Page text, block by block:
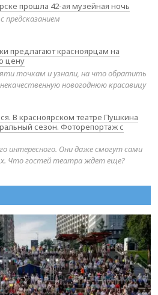
прошла 42-ая музейная ночь
предсказанием
предлагают красноярцам на
цену
точкам и узнали, на что обратить
новогоднюю красавицу
В красноярском театре Пушкина
сезон. Фоторепортаж с
интересного. Они даже смогут сами
Что гостей театра ждет еще?